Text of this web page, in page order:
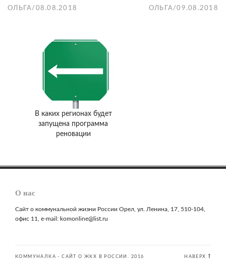
ОЛЬГА /09.08.2018
ОЛЬГА / 08.08.2018
В каких регионах будет
запущена программа
реновации
О нас
Сайт о коммунальной жизни России Орел, ул. Ленина, 17, 510-104,
офис 11, e-mail: komonline@list.ru
КОММУНАЛКА - САЙТ О ЖКХ В РОССИИ. 2016 НАВЕРХ